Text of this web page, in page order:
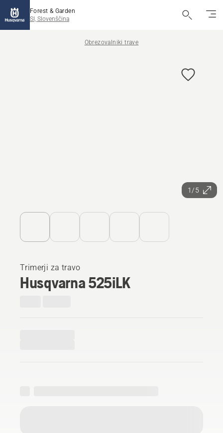
Forest & Garden
SI, Slovenščina
Obrezovalniki trave
1/5
Trimerji za travo
Husqvarna 525iLK